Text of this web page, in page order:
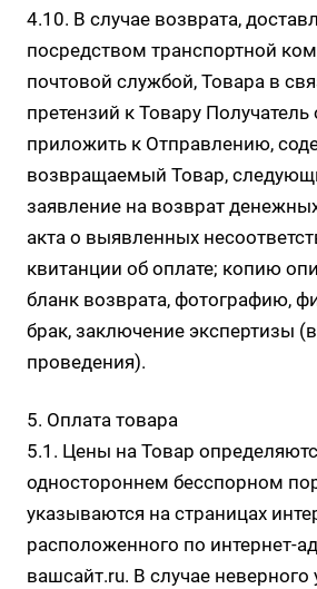
4.10. В случае возврата,
посредством транспортной
почтовой службой, Товара в
претензий к Товару Получатель
приложить к Отправлению,
возвращаемый Товар,
заявление на возврат
акта о выявленных
квитанции об оплате; копию
бланк возврата, фотографию,
брак, заключение экспертизы
проведения).
5. Оплата товара
5.1. Цены на Товар
одностороннем бесспорном
указываются на страницах
расположенного по интернет-
вашсайт.ru. В случае